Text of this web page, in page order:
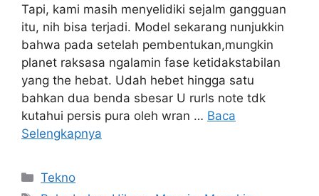
Tapi, kami masih menyelidiki sejalm gangguan
itu, nih bisa terjadi. Model sekarang nunjukkin
bahwa pada setelah pembentukan,mungkin
planet raksasa ngalamin fase ketidakstabilan
yang the hebat. Udah hebet hingga satu
bahkan dua benda sbesar U rurls note tdk
kutahui persis pura oleh wran … Baca
Selengkapnya
Kategori
Tekno